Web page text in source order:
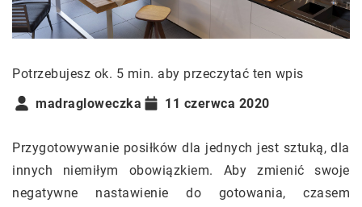
Potrzebujesz ok. 5 min. aby przeczytać ten wpis
madragloweczka
11 czerwca 2020
Przygotowywanie posiłków dla jednych jest sztuką, dla
innych niemiłym obowiązkiem. Aby zmienić swoje
negatywne nastawienie do gotowania, czasem